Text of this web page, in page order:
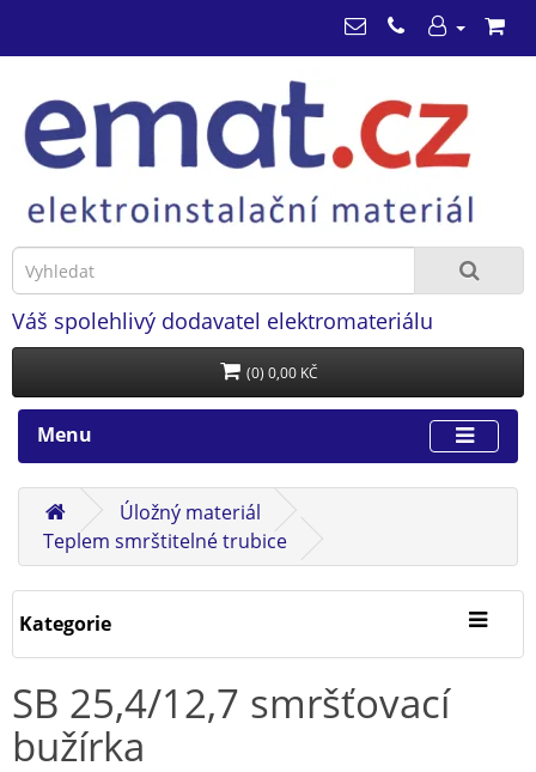
Váš spolehlivý dodavatel elektromateriálu
(0) 0,00 KČ
Menu
Úložný materiál
Teplem smrštitelné trubice
Kategorie
SB 25,4/12,7 smršťovací
bužírka